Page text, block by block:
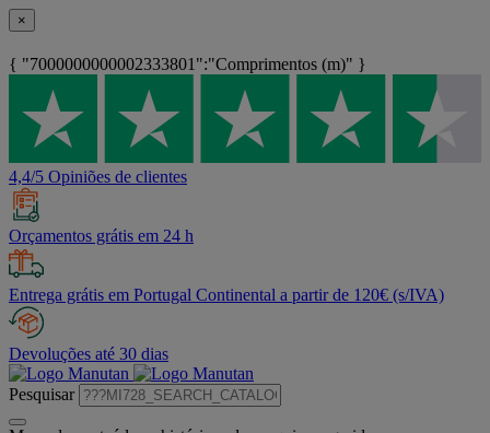
×
{ "7000000000002333801":"Comprimentos (m)" }
4,4/5 Opiniões de clientes
Orçamentos grátis em 24 h
Entrega grátis em Portugal Continental a partir de 120€ (s/IVA)
Devoluções até 30 dias
Pesquisar